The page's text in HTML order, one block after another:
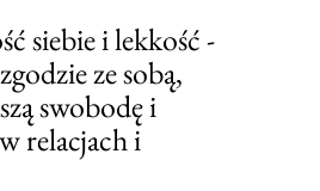
siebie i lekkość -
ze sobą,
swobodę i
relacjach i